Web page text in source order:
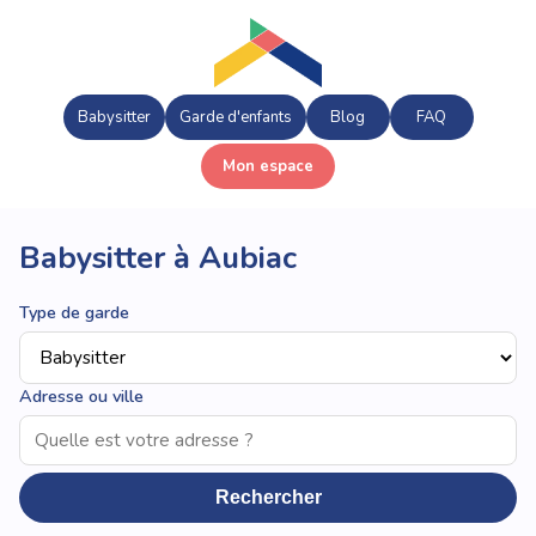
Babysitter Garde d'enfants Blog FAQ
Mon espace
Babysitter à Aubiac
Type de garde
Adresse ou ville
Rechercher